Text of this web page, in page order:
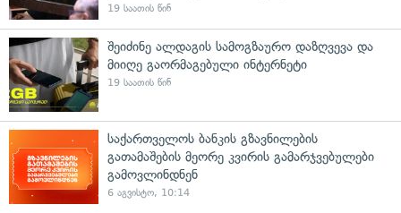
19 საათის წინ
შეიძინე ალდაგის სამოგზაურო დაზღვევა და
მიიღე გაორმაგებული ინტერნეტი
19 საათის წინ
საქართველოს ბანკის გზავნილების
გათამაშების მეორე კვირის გამარჯვებულები
გამოვლინდნენ
6 აგვისტო, 10:14